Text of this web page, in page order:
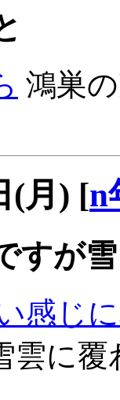
鴻巣
(月) [n
すが
感じ
雲に